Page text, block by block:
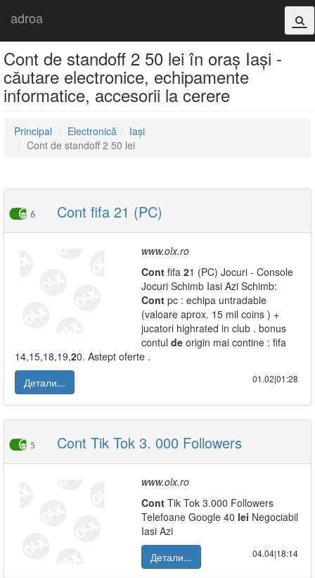
adroa
Cont de standoff 2 50 lei în oraș Iași -
căutare electronice, echipamente
informatice, accesorii la cerere
Principal Electronică
Iași
Cont de standoff 2 50 lei
6 Cont fifa 21 (PC)
www.olx.ro
Cont fifa 21 (PC) Jocuri - Console
Jocuri Schimb Iasi Azi Schimb:
Cont pc : echipa untradable
(valoare aprox. 15 mil coins ) +
jucatori highrated in club . bonus
contul de origin mai contine : fifa
14,15,18,19,20. Astept oferte .
Детали...
01.02|01:28
5 Cont Tik Tok 3. 000 Followers
www.olx.ro
Cont Tik Tok 3.000 Followers
Telefoane Google 40 lei Negociabil
Iasi Azi
Детали...
04.04|18:14